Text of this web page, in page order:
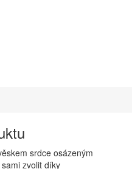
srdce osázeným
zvolit díky